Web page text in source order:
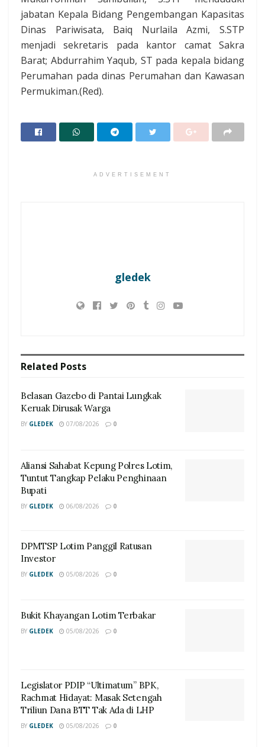
jabatan Kepala Bidang Pengembangan Kapasitas
Dinas Pariwisata, Baiq Nurlaila Azmi, S.STP
menjadi sekretaris pada kantor camat Sakra
Barat; Abdurrahim Yaqub, ST pada kepala bidang
Perumahan pada dinas Perumahan dan Kawasan
Permukiman.(Red).
ADVERTISEMENT
gledek
Related Posts
Belasan Gazebo di Pantai Lungkak
Keruak Dirusak Warga
BY GLEDEK 07/08/2026 0
Aliansi Sahabat Kepung Polres Lotim,
Tuntut Tangkap Pelaku Penghinaan
Bupati
BY GLEDEK 06/08/2026 0
DPMTSP Lotim Panggil Ratusan
Investor
BY GLEDEK 05/08/2026 0
Bukit Khayangan Lotim Terbakar
BY GLEDEK 05/08/2026 0
Legislator PDIP “Ultimatum” BPK,
Rachmat Hidayat: Masak Setengah
Triliun Dana BTT Tak Ada di LHP
BY GLEDEK 05/08/2026 0